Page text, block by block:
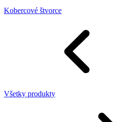
Kobercové štvorce
Všetky produkty